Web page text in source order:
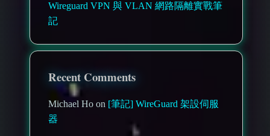
Wireguard VPN 與 VLAN 網路隔離實戰筆
記
Recent Comments
Michael Ho on [筆記] WireGuard 架設伺服
器